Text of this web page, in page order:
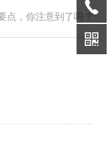
点，你注意到了吗？